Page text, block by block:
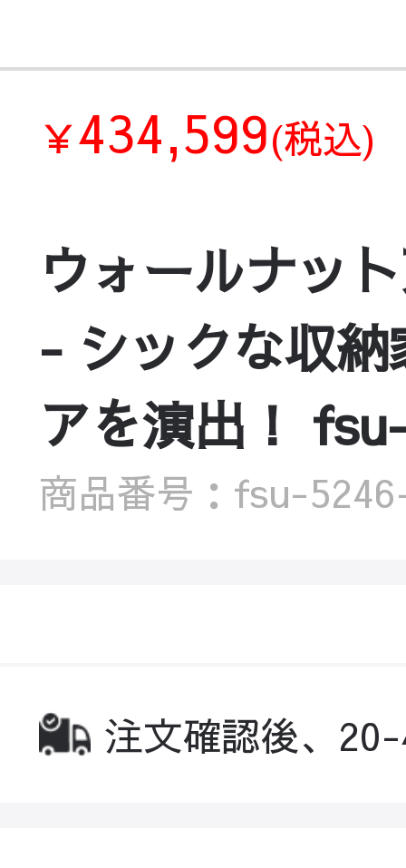
￥434,599(税込)
ウォールナッ
- シックな収
アを演出！
商品番号：fsu-
注文確認後、